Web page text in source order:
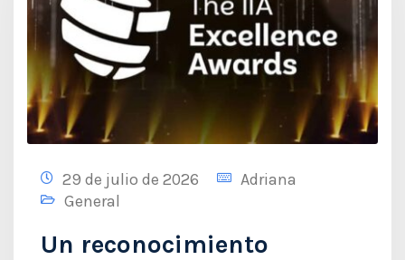
29 de julio de 2026
Adriana
General
Un reconocimiento